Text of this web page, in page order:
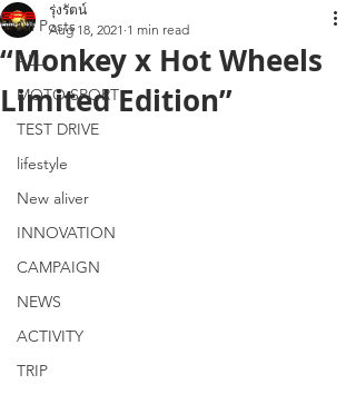
All Posts
ALL
MOTO SPORT
TEST DRIVE
lifestyle
New aliver
INNOVATION
CAMPAIGN
NEWS
ACTIVITY
TRIP
“Monkey x Hot Wheels
Limited Edition”
รุ่งรัตน์
Aug 18, 2021 1 min read